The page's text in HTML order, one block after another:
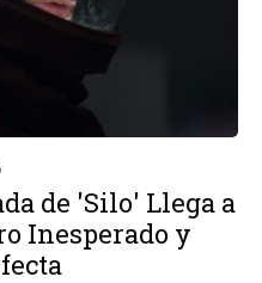
de 'Silo' Llega a
Inesperado y